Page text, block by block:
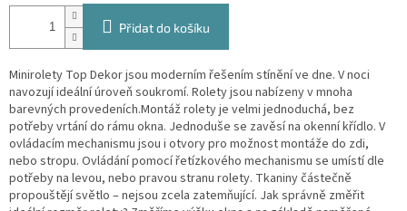
Přidat do košíku
Minirolety Top Dekor jsou moderním řešením stínění ve dne. V noci
navozují ideální úroveň soukromí. Rolety jsou nabízeny v mnoha
barevných provedeních.Montáž rolety je velmi jednoduchá, bez
potřeby vrtání do rámu okna. Jednoduše se zavěsí na okenní křídlo. V
ovládacím mechanismu jsou i otvory pro možnost montáže do zdi,
nebo stropu. Ovládání pomocí řetízkového mechanismu se umístí dle
potřeby na levou, nebo pravou stranu rolety. Tkaniny částečně
propouštějí světlo – nejsou zcela zatemňující. Jak správně změřit